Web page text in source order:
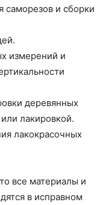
саморезов и сборки
измерений и
деревянных
лакировкой.
лакокрасочных
все материалы и
в исправном